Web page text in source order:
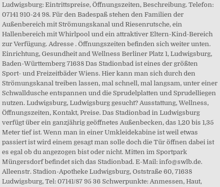
Ludwigsburg: Eintrittspreise, Öffnungszeiten, Beschreibung. Telefon:
07141 910-24 98. Für den Badespaß stehen den Familien der
Außenbereich mit Strömungskanal und Riesenrutsche, ein
Hallenbereich mit Whirlpool und ein attraktiver Eltern-Kind-Bereich
zur Verfügung. Adresse . Öffnungszeiten befinden sich weiter unten.
Einrichtung, Gesundheit and Wellness Berliner Platz 1, Ludwigsburg,
Baden-Württemberg 71638 Das Stadionbad ist eines der größten
Sport- und Freizeitbäder Wiens. Hier kann man sich durch den
Strömungskanal treiben lassen, mal schnell, mal langsam, unter einer
Schwalldusche entspannen und die Sprudelplatten und Sprudelliegen
nutzen. Ludwigsburg, Ludwigsburg gesucht? Ausstattung, Wellness,
Öffnungszeiten, Kontakt, Preise. Das Stadionbad in Ludwigsburg
verfügt über ein ganzjährig geöffnetes Außenbecken, das 1,20 bis 1,35
Meter tief ist. Wenn man in einer Umkleidekabine ist weil etwas
passiert ist wird einem gesagt man solle doch die Tür öffnen dabei ist
es egal ob du angezogen bist oder nicht. Mitten im Sportpark
Müngersdorf befindet sich das Stadionbad. E-Mail: info@swlb.de.
Alleenstr. Stadion-Apotheke Ludwigsburg, Oststraße 60, 71638
Ludwigsburg, Tel: 07141/87 95 36 Schwerpunkte: Anmessen, Haut,